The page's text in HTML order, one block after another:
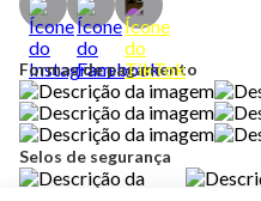
Formas de pagamento
Selos de segurança